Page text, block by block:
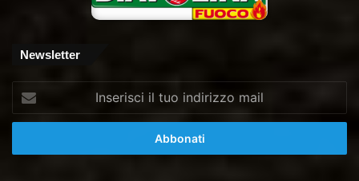
Newsletter
tuo
mail